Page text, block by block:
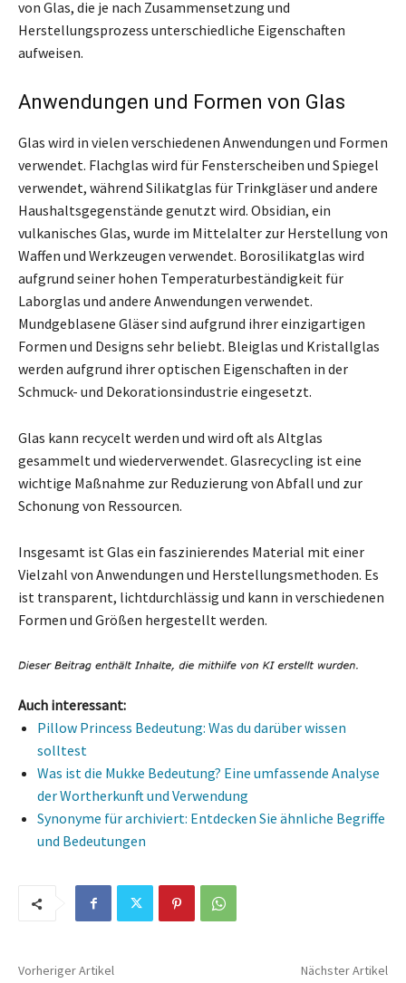
von Glas, die je nach Zusammensetzung und
Herstellungsprozess unterschiedliche Eigenschaften
aufweisen.
Anwendungen und Formen von Glas
Glas wird in vielen verschiedenen Anwendungen und Formen
verwendet. Flachglas wird für Fensterscheiben und Spiegel
verwendet, während Silikatglas für Trinkgläser und andere
Haushaltsgegenstände genutzt wird. Obsidian, ein
vulkanisches Glas, wurde im Mittelalter zur Herstellung von
Waffen und Werkzeugen verwendet. Borosilikatglas wird
aufgrund seiner hohen Temperaturbeständigkeit für
Laborglas und andere Anwendungen verwendet.
Mundgeblasene Gläser sind aufgrund ihrer einzigartigen
Formen und Designs sehr beliebt. Bleiglas und Kristallglas
werden aufgrund ihrer optischen Eigenschaften in der
Schmuck- und Dekorationsindustrie eingesetzt.
Glas kann recycelt werden und wird oft als Altglas
gesammelt und wiederverwendet. Glasrecycling ist eine
wichtige Maßnahme zur Reduzierung von Abfall und zur
Schonung von Ressourcen.
Insgesamt ist Glas ein faszinierendes Material mit einer
Vielzahl von Anwendungen und Herstellungsmethoden. Es
ist transparent, lichtdurchlässig und kann in verschiedenen
Formen und Größen hergestellt werden.
Auch interessant:
Pillow Princess Bedeutung: Was du darüber wissen
solltest
Was ist die Mukke Bedeutung? Eine umfassende Analyse
der Wortherkunft und Verwendung
Synonyme für archiviert: Entdecken Sie ähnliche Begriffe
und Bedeutungen
Vorheriger Artikel Nächster Artikel